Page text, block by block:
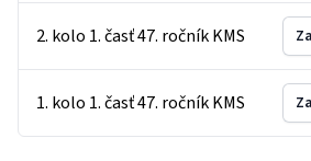
2. kolo 1. časť 47. ročník KMS
1. kolo 1. časť 47. ročník KMS